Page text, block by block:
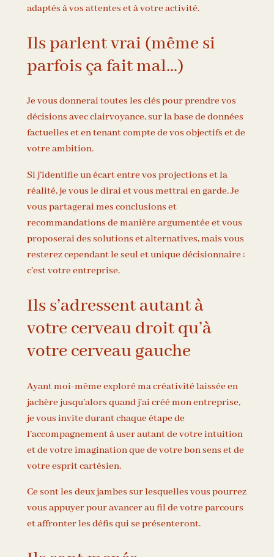
adaptés à vos attentes et à votre activité.
Ils parlent vrai (même si
parfois ça fait mal…)
Je vous donnerai toutes les clés pour prendre vos
décisions avec clairvoyance, sur la base de données
factuelles et en tenant compte de vos objectifs et de
votre ambition.
Si j’identifie un écart entre vos projections et la
réalité, je vous le dirai et vous mettrai en garde. Je
vous partagerai mes conclusions et
recommandations de manière argumentée et vous
proposerai des solutions et alternatives, mais vous
resterez cependant le seul et unique décisionnaire :
c’est votre entreprise.
Ils s’adressent autant à
votre cerveau droit qu’à
votre cerveau gauche
Ayant moi-même exploré ma créativité laissée en
jachère jusqu’alors quand j’ai créé mon entreprise,
je vous invite durant chaque étape de
l’accompagnement à user autant de votre intuition
et de votre imagination que de votre bon sens et de
votre esprit cartésien.
Ce sont les deux jambes sur lesquelles vous pourrez
vous appuyer pour avancer au fil de votre parcours
et affronter les défis qui se présenteront.